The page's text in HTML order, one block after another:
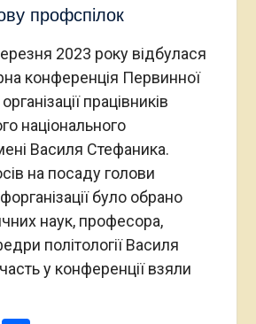
профспілок
2023 року відбулася
конференція Первинної
працівників
національного
Василя Стефаника.
на посаду голови
було обрано
наук, професора,
політології Василя
у конференції взяли